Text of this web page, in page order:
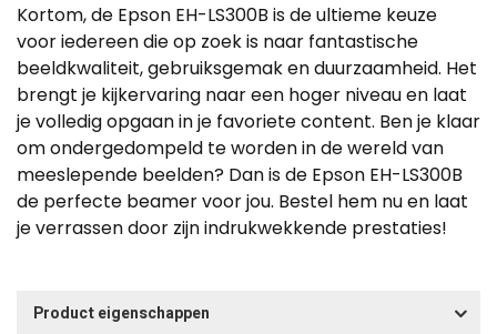
Kortom, de Epson EH-LS300B is de ultieme keuze
voor iedereen die op zoek is naar fantastische
beeldkwaliteit, gebruiksgemak en duurzaamheid. Het
brengt je kijkervaring naar een hoger niveau en laat
je volledig opgaan in je favoriete content. Ben je klaar
om ondergedompeld te worden in de wereld van
meeslepende beelden? Dan is de Epson EH-LS300B
de perfecte beamer voor jou. Bestel hem nu en laat
je verrassen door zijn indrukwekkende prestaties!
Product eigenschappen